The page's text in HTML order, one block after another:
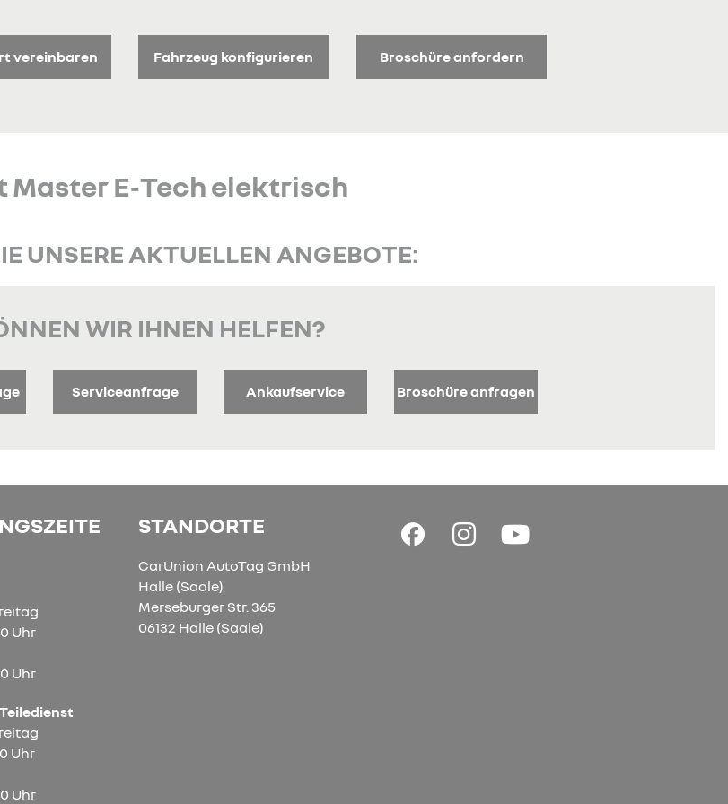
vereinbaren Fahrzeug konfigurieren Broschüre anfordern
Master E‑Tech elektrisch
UNSERE AKTUELLEN ANGEBOTE:
WIR IHNEN HELFEN?
Serviceanfrage Ankaufservice Broschüre anfragen
Uhr
Uhr
Uhr
Uhr
STANDORTE
CarUnion AutoTag GmbH
Halle (Saale)
Merseburger Str. 365
06132 Halle (Saale)